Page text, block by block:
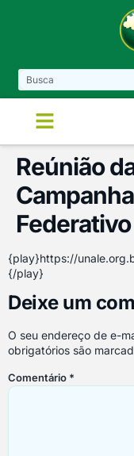
Reúnião
Federativo
{play}https://
{/play}
Deixe um
O seu endereço de e-
obrigatórios são
Comentário *